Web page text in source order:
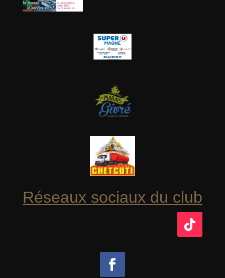
Réseaux sociaux du club